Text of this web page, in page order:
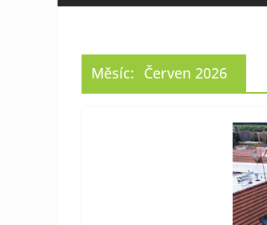
Měsíc: Červen 2026